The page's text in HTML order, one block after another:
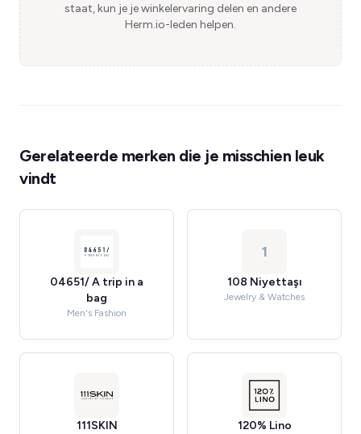
staat, kun je je winkelervaring delen en andere
Herm.io-leden helpen.
Gerelateerde merken die je misschien leuk
vindt
04651/ A trip in a
bag
Men's Fashion
1
108 Niyettaşı
Jewelry & Watches
111SKIN 120% Lino